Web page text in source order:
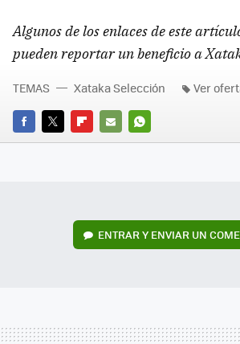
Algunos de los enlaces de este
pueden reportar un beneficio a
FACEBOOK
TWITTERFLIPBOARD
E-
WHATSAPP
TEMAS Xataka Selección Ver
ENTRAR Y ENVIAR UN